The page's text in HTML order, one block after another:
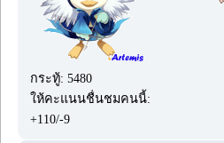
กระทู้: 5480
ให้คะแนนชื่นชมคนนี้:
+110/-9